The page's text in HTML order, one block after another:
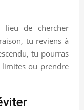
lieu de chercher
tu reviens à
tu pourras
ou prendre